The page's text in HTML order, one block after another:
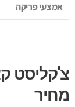
אמצעי פריקה
צ'קליסט
מחיר